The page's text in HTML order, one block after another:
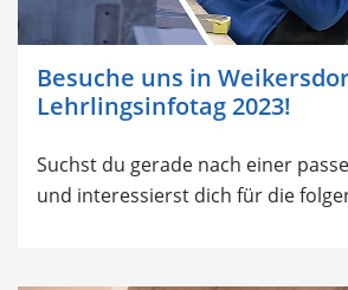
Besuche uns in
Lehrlingsinfotag 2023!
Suchst du gerade nach einer
und interessierst dich für die